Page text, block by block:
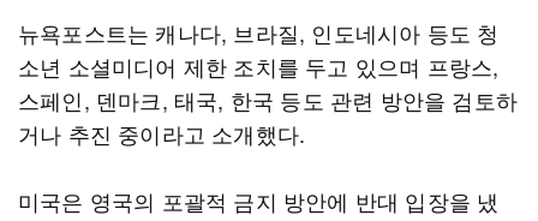
뉴욕포스트는 캐나다, 브라질, 인도네시아 등도 청
소년 소셜미디어 제한 조치를 두고 있으며 프랑스,
스페인, 덴마크, 태국, 한국 등도 관련 방안을 검토하
거나 추진 중이라고 소개했다.
미국은 영국의 포괄적 금지 방안에 반대 입장을 냈